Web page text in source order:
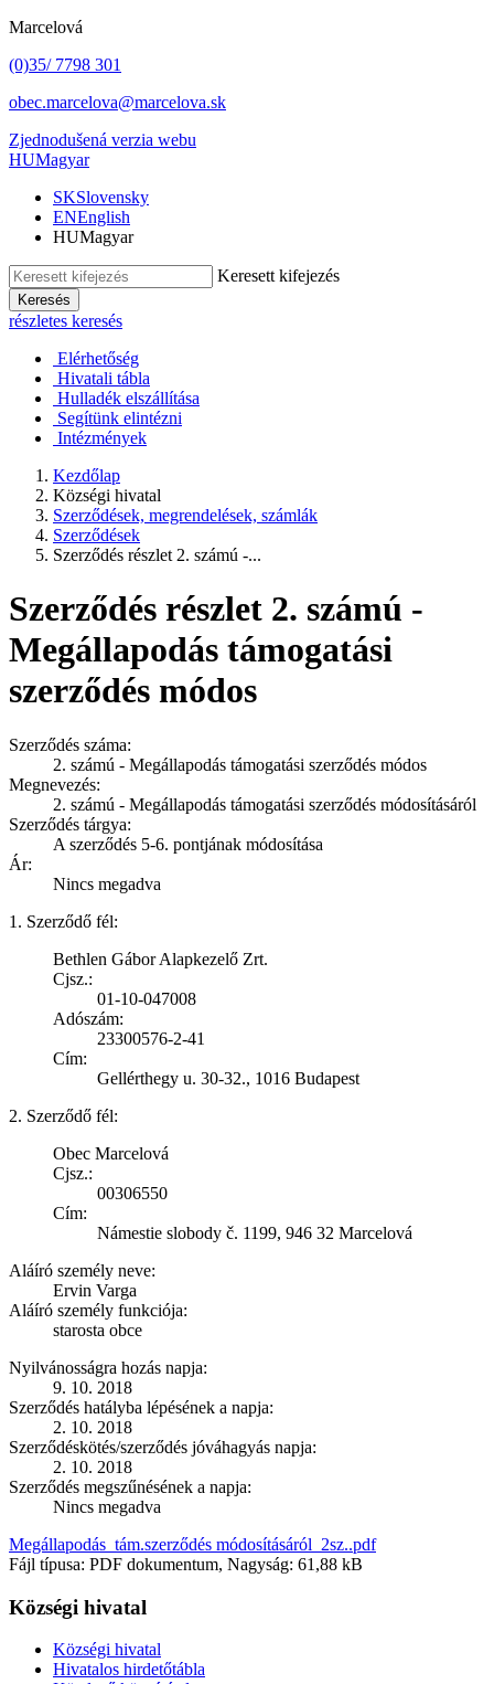
Marcelová
(0)35/ 7798 301
obec.marcelova@marcelova.sk
Zjednodušená verzia webu
HUMagyar
SKSlovensky
ENEnglish
HUMagyar
Keresett kifejezés
Keresés
részletes keresés
Elérhetőség
Hivatali tábla
Hulladék elszállítása
Segítünk elintézni
Intézmények
Kezdőlap
Községi hivatal
Szerződések, megrendelések, számlák
Szerződések
Szerződés részlet 2. számú -...
Szerződés részlet 2. számú -
Megállapodás támogatási
szerződés módos
Szerződés száma:
2. számú - Megállapodás támogatási szerződés módos
Megnevezés:
2. számú - Megállapodás támogatási szerződés módosításáról
Szerződés tárgya:
A szerződés 5-6. pontjának módosítása
Ár:
Nincs megadva
1. Szerződő fél:
Bethlen Gábor Alapkezelő Zrt.
Cjsz.:
01-10-047008
Adószám:
23300576-2-41
Cím:
Gellérthegy u. 30-32., 1016 Budapest
2. Szerződő fél:
Obec Marcelová
Cjsz.:
00306550
Cím:
Námestie slobody č. 1199, 946 32 Marcelová
Aláíró személy neve:
Ervin Varga
Aláíró személy funkciója:
starosta obce
Nyilvánosságra hozás napja:
9. 10. 2018
Szerződés hatályba lépésének a napja:
2. 10. 2018
Szerződéskötés/szerződés jóváhagyás napja:
2. 10. 2018
Szerződés megszűnésének a napja:
Nincs megadva
Megállapodás_tám.szerződés módosításáról_2sz..pdf
Fájl típusa: PDF dokumentum, Nagyság: 61,88 kB
Községi hivatal
Községi hivatal
Hivatalos hirdetőtábla